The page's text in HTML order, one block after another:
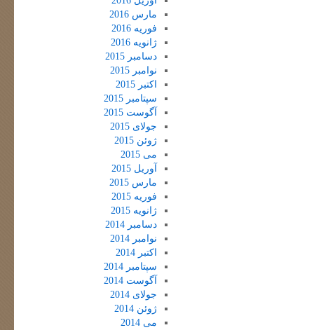
مارس 2016
فوریه 2016
ژانویه 2016
دسامبر 2015
نوامبر 2015
اکتبر 2015
سپتامبر 2015
آگوست 2015
جولای 2015
ژوئن 2015
می 2015
آوریل 2015
مارس 2015
فوریه 2015
ژانویه 2015
دسامبر 2014
نوامبر 2014
اکتبر 2014
سپتامبر 2014
آگوست 2014
جولای 2014
ژوئن 2014
می 2014